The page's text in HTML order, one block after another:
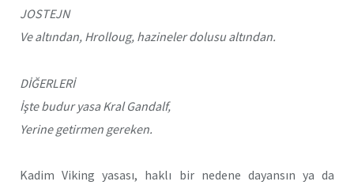
JOSTEJN
Ve altından, Hrolloug, hazineler dolusu altından.
DİĞERLERİ
İşte budur yasa Kral Gandalf,
Yerine getirmen gereken.
Kadim Viking yasası, haklı bir nedene dayansın ya da